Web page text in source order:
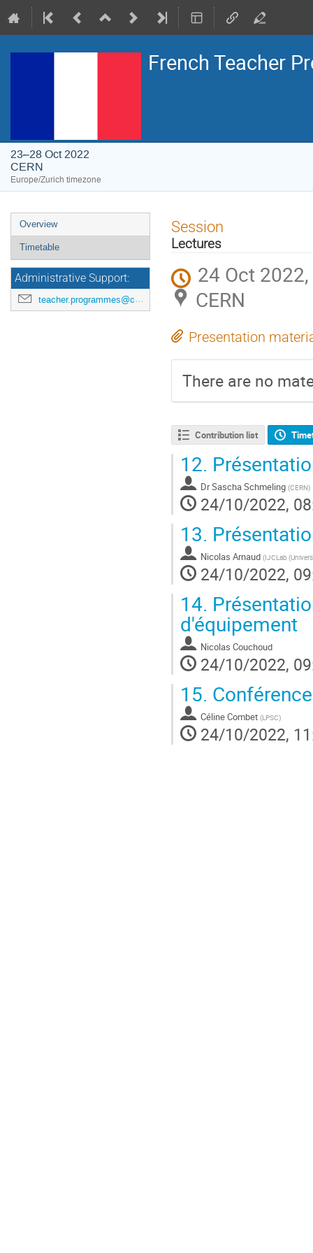
French Teacher
23–28 Oct 2022
CERN
Europe/Zurich timezone
Event
menu
Overview
Timetable
Administrative Support:
teacher.programmes@cern.ch
Session
Lectures
24 Oct
CERN
Presentation
There are no
Contribution list
12.
DrSascha Schmeling (CERN)
24/10/2022,
13.
Nicolas Arnaud (IJCLab
24/10/2022,
14.
d'équipement
Nicolas Couchoud
24/10/2022,
15.
Céline Combet (LPSC)
24/10/2022,